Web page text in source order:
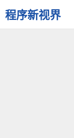
程序新视界
开